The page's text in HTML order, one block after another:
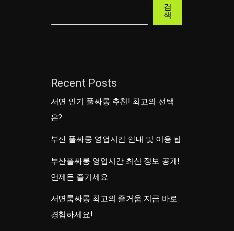
검
색
Recent Posts
서면 인기 풀싸롱 추천! 최고의 선택
은?
부산 풀싸롱 영업시간 안내 및 이용 팁
부산풀싸롱 영업시간 최신 정보 공개!
언제든 즐기세요
서면룸싸롱 최고의 즐거움 지금 바로
경험하세요!